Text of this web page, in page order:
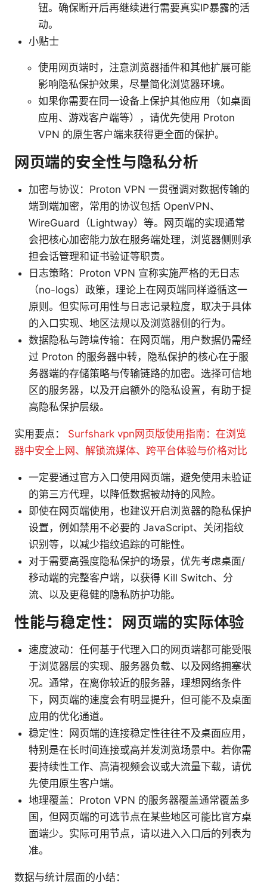
钮。确保断开后再继续进行需要真实IP暴露的活
动。
小贴士
使用网页端时，注意浏览器插件和其他扩展可能
影响隐私保护效果，尽量简化浏览器环境。
如果你需要在同一设备上保护其他应用（如桌面
应用、游戏客户端等），请优先使用 Proton
VPN 的原生客户端来获得更全面的保护。
网页端的安全性与隐私分析
加密与协议：Proton VPN 一贯强调对数据传输的
端到端加密，常用的协议包括 OpenVPN、
WireGuard（Lightway）等。网页端的实现通常
会把核心加密能力放在服务端处理，浏览器侧则承
担会话管理和证书验证等职责。
日志策略：Proton VPN 宣称实施严格的无日志
（no-logs）政策，理论上在网页端同样遵循这一
原则。但实际可用性与日志记录粒度，取决于具体
的入口实现、地区法规以及浏览器侧的行为。
数据隐私与跨境传输：在网页端，用户数据仍需经
过 Proton 的服务器中转，隐私保护的核心在于服
务器端的存储策略与传输链路的加密。选择可信地
区的服务器，以及开启额外的隐私设置，有助于提
高隐私保护层级。
实用要点： Surfshark vpn网页版使用指南：在浏览
器中安全上网、解锁流媒体、跨平台体验与价格对比
一定要通过官方入口使用网页端，避免使用未验证
的第三方代理，以降低数据被劫持的风险。
即使在网页端使用，也建议开启浏览器的隐私保护
设置，例如禁用不必要的 JavaScript、关闭指纹
识别等，以减少指纹追踪的可能性。
对于需要高强度隐私保护的场景，优先考虑桌面/
移动端的完整客户端，以获得 Kill Switch、分
流、以及更稳健的隐私防护功能。
性能与稳定性：网页端的实际体验
速度波动：任何基于代理入口的网页端都可能受限
于浏览器层的实现、服务器负载、以及网络拥塞状
况。通常，在离你较近的服务器，理想网络条件
下，网页端的速度会有明显提升，但可能不及桌面
应用的优化通道。
稳定性：网页端的连接稳定性往往不及桌面应用，
特别是在长时间连接或高并发浏览场景中。若你需
要持续性工作、高清视频会议或大流量下载，请优
先使用原生客户端。
地理覆盖：Proton VPN 的服务器覆盖通常覆盖多
国，但网页端的可选节点在某些地区可能比官方桌
面端少。实际可用节点，请以进入入口后的列表为
准。
数据与统计层面的小结：